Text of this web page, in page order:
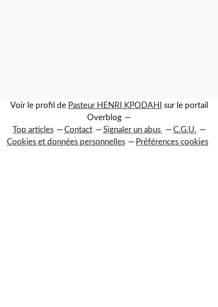
Voir le profil de Pasteur HENRI KPODAHI
sur le portail
Overblog
Top articles
Contact Signaler un abus
C.G.U.
Cookies et données personnelles
Préférences cookies